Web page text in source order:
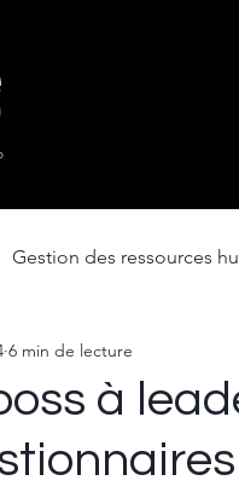
Gestion des ressources
à
6 min de lecture